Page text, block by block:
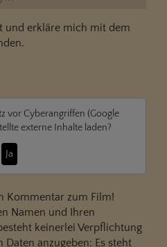
und erkläre mich mit dem
vor Cyberangriffen (Google
externe Inhalte laden?
Ja
Kommentar zum Film!
Namen und Ihren
keinerlei Verpflichtung
Daten anzugeben: Es steht